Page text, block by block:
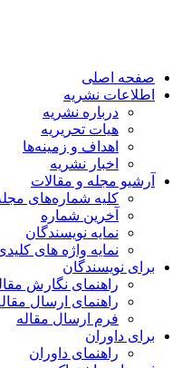
صفحه اصلی
اطلاعات نشریه
درباره نشریه
هیات تحریریه
اهداف و زمینه‌ها
اخبار نشریه
آرشیو مجله و مقالات
کلیه شماره‌های مجله
آخرین شماره
نمایه نویسندگان
نمایه واژه های کلیدی
برای نویسندگان
راهنمای نگارش مقاله
راهنمای ارسال مقاله
فرم ارسال مقاله
برای داوران
راهنمای داوران